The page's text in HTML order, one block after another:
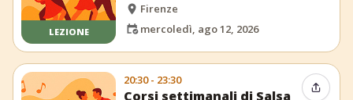
LEZIONE
Firenze
mercoledì, ago 12, 2026
20:30 - 23:30
Corsi settimanali di Salsa